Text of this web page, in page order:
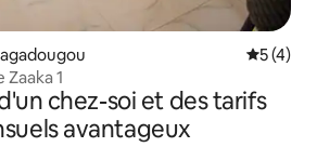
5 (4)
1
chez-soi et des tarifs
avantageux